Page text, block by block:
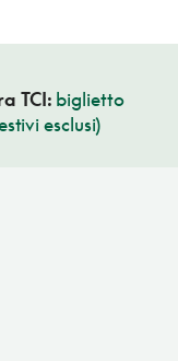
TCI: biglietto
esclusi)